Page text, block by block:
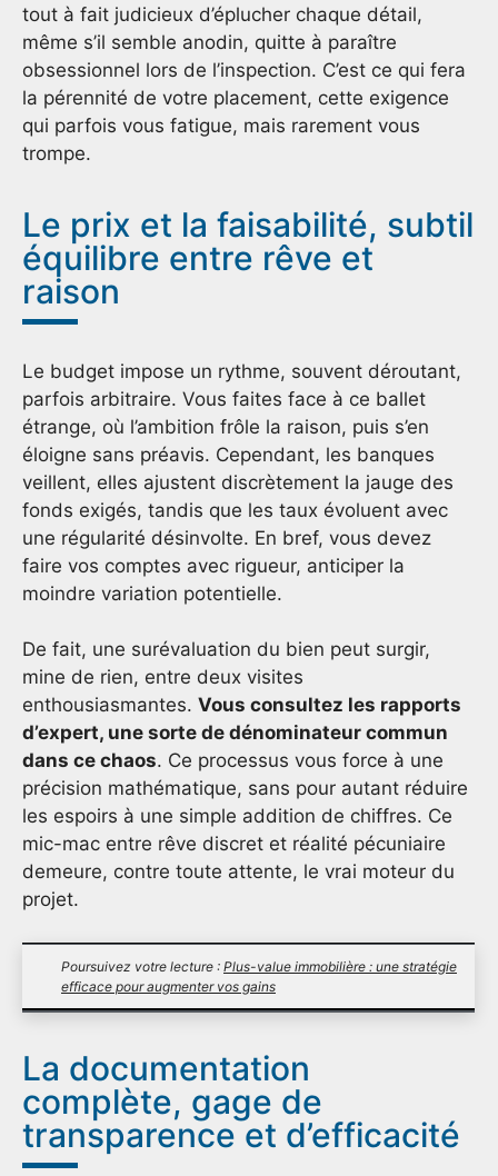
tout à fait judicieux d’éplucher chaque détail,
même s’il semble anodin, quitte à paraître
obsessionnel lors de l’inspection. C’est ce qui fera
la pérennité de votre placement, cette exigence
qui parfois vous fatigue, mais rarement vous
trompe.
Le prix et la faisabilité, subtil
équilibre entre rêve et
raison
Le budget impose un rythme, souvent déroutant,
parfois arbitraire. Vous faites face à ce ballet
étrange, où l’ambition frôle la raison, puis s’en
éloigne sans préavis. Cependant, les banques
veillent, elles ajustent discrètement la jauge des
fonds exigés, tandis que les taux évoluent avec
une régularité désinvolte. En bref, vous devez
faire vos comptes avec rigueur, anticiper la
moindre variation potentielle.
De fait, une surévaluation du bien peut surgir,
mine de rien, entre deux visites
enthousiasmantes. Vous consultez les rapports
d’expert, une sorte de dénominateur commun
dans ce chaos. Ce processus vous force à une
précision mathématique, sans pour autant réduire
les espoirs à une simple addition de chiffres. Ce
mic-mac entre rêve discret et réalité pécuniaire
demeure, contre toute attente, le vrai moteur du
projet.
Poursuivez votre lecture : Plus-value immobilière : une stratégie
efficace pour augmenter vos gains
La documentation
complète, gage de
transparence et d’efficacité